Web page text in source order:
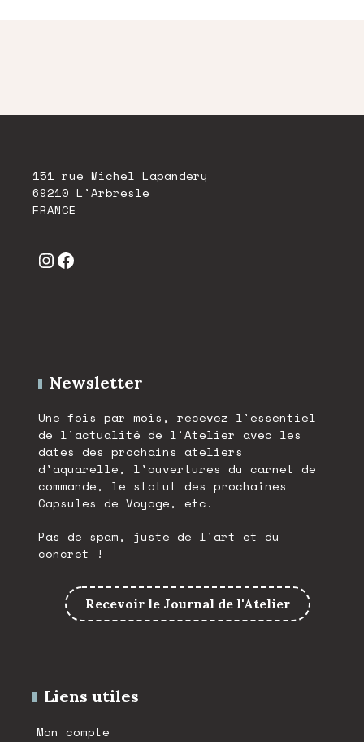
151 rue Michel Lapandery
69210 L'Arbresle
FRANCE
Instagram Facebook
Newsletter
Une fois par mois, recevez l'essentiel
de l'actualité de l'Atelier avec les
dates des prochains ateliers
d'aquarelle, l'ouvertures du carnet de
commande, le statut des prochaines
Capsules de Voyage, etc.
Pas de spam, juste de l'art et du
concret !
Recevoir le Journal de l'Atelier
Liens utiles
Mon compte